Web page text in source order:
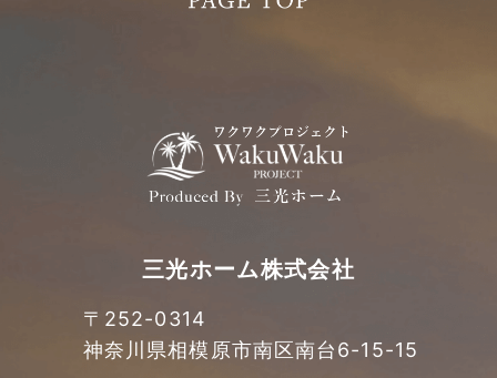
三光ホーム株式会社
〒252-0314
神奈川県相模原市南区南台6-15-15